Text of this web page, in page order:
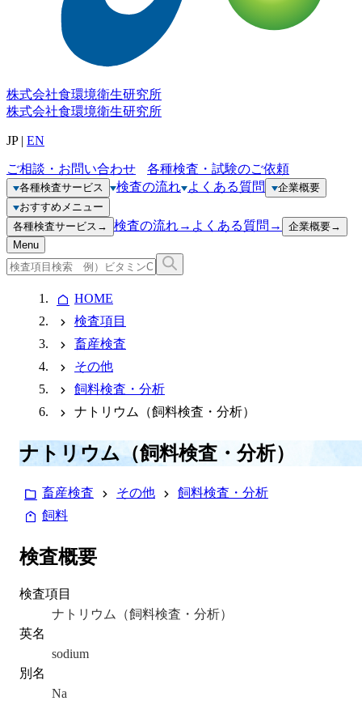
株式会社食環境衛生研究所
株式会社食環境衛生研究所
JP| EN
ご相談・お問い合わせ 各種検査・試験のご依頼
各種検査サービス 検査の流れ よくある質問
企業概要
おすすめメニュー
各種検査サービス → 検査の流れ→ よくある質問 → 企業概要→
Menu
HOME
検査項目
畜産検査
その他
飼料検査・分析
ナトリウム（飼料検査・分析）
ナトリウム（飼料検査・分析）
畜産検査 その他
飼料検査・分析
飼料
検査概要
検査項目
ナトリウム（飼料検査・分析）
英名
sodium
別名
Na